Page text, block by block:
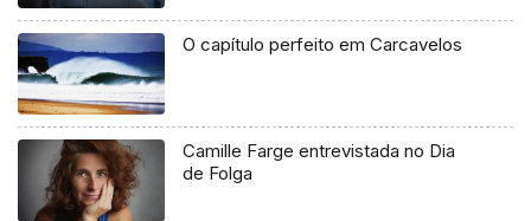
O capítulo perfeito em Carcavelos
Camille Farge entrevistada no Dia
de Folga